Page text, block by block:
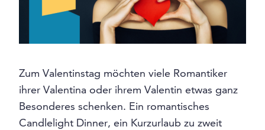
Zum Valentinstag möchten viele Romantiker
ihrer Valentina oder ihrem Valentin etwas ganz
Besonderes schenken. Ein romantisches
Candlelight Dinner, ein Kurzurlaub zu zweit